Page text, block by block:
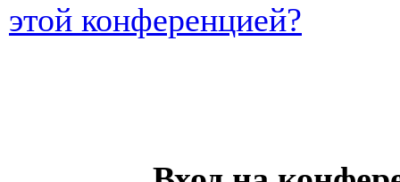
этой конференцией?